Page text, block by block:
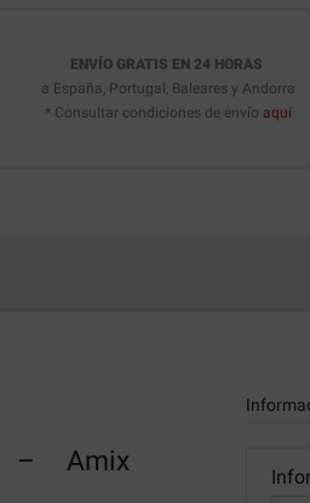
ENVÍO GRATIS EN 24 HORAS
a España, Portugal, Baleares y Andorra
* Consultar condiciones de envío aquí
– Amix